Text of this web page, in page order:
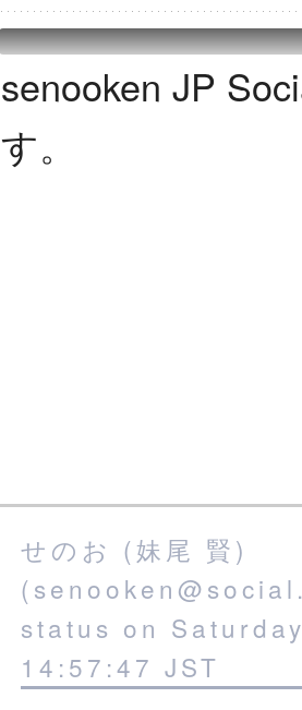
senooken JP
す。
せのお (妹尾 賢)
status on
14:57:47 JST